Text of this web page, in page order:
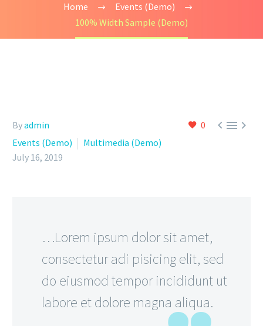
Home
Events (Demo)
100% Width Sample (Demo)
0 
Byadmin
Events (Demo)
Multimedia (Demo)
July 16, 2019
…Lorem ipsum dolor sit amet,
consectetur adi pisicing elit, sed
do eiusmod tempor incididunt ut
labore et dolore magna aliqua.